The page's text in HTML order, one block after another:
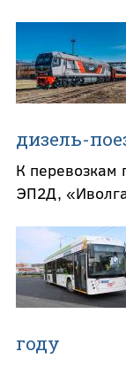
дизель-
К перевозкам
ЭП2Д,
году